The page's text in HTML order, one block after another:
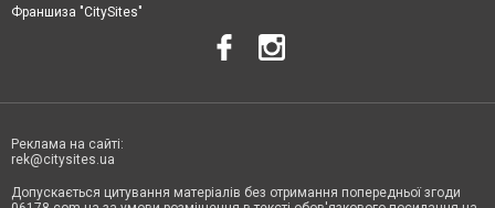
Франшиза "CitySites"
Реклама на сайті:
rek@citysites.ua
Допускається цитування матеріалів без отримання попередньої згоди